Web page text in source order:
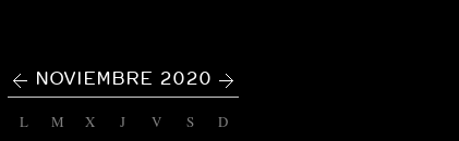
>
NOVIEMBRE 2020
L M X J V S
D